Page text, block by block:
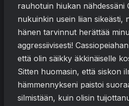
rauhotuin hiukan nähdessäni
nukuinkin usein liian sikeästi,
hänen tarvinnut herättää
aggressiivisesti!
että olin säikky äkkinäiselle
Sitten huomasin, että siskon
hämmennykseni paistoi
silmistään, kuin olisin